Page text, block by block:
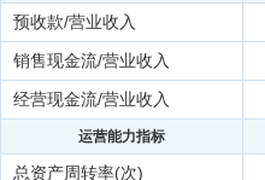
预收款/营业收入
销售现金流/营业收入
经营现金流/营业收入
运营能力指标
总资产周转率(次)